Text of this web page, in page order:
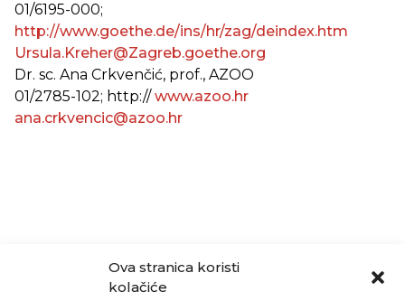
Ova stranica koristi
kolačiće
01/6195-000;
http://www.goethe.de/ins/hr/zag/deindex.htm
Ursula.Kreher@Zagreb.goethe.org
Dr. sc. Ana Crkvenčić, prof., AZOO
01/2785-102; http://www.azoo.hr
ana.crkvencic@azoo.hr